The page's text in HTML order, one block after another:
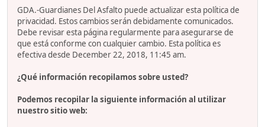
GDA.-Guardianes Del Asfalto puede actualizar esta política de
privacidad. Estos cambios serán debidamente comunicados.
Debe revisar esta página regularmente para asegurarse de
que está conforme con cualquier cambio. Esta política es
efectiva desde December 22, 2018, 11:45 am.
¿Qué información recopilamos sobre usted?
Podemos recopilar la siguiente información al utilizar
nuestro sitio web: